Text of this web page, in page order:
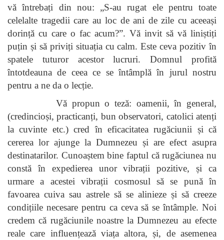
vă întrebați din nou: „S-au rugat ele pentru toate
celelalte tragedii care au loc de ani de zile cu aceeași
dorință cu care o fac acum?”. Vă invit să vă liniștiți
puțin și să priviți situația cu calm. Este ceva pozitiv în
spatele tuturor acestor lucruri. Domnul profită
întotdeauna de ceea ce se întâmplă în jurul nostru
pentru a ne da o lecție.
Vă propun o teză: oamenii, în general,
(credincioși, practicanți, bun observatori, catolici atenți
la cuvinte etc.) cred în eficacitatea rugăciunii și că
cererea lor ajunge la Dumnezeu și are efect asupra
destinatarilor. Cunoaștem bine faptul că rugăciunea nu
constă în expedierea unor vibrații pozitive, și ca
urmare a acestei vibrații cosmosul să se pună în
favoarea cuiva sau astrele să se alinieze și să creeze
condițiile necesare pentru ca ceva să se întâmple. Noi
credem că rugăciunile noastre la Dumnezeu au efecte
reale care influențează viața altora, și, de asemenea